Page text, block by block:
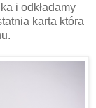
i odkładamy
karta która